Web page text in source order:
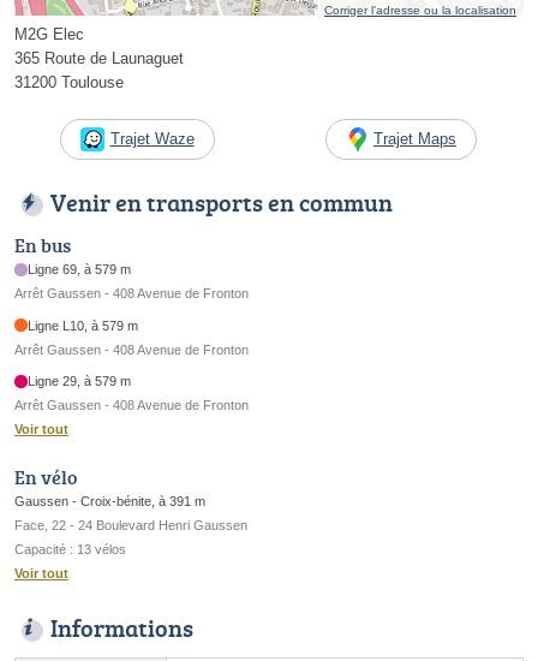
Corriger l’adresse ou la localisation
M2G Elec
365 Route de Launaguet
31200 Toulouse
Trajet Waze Trajet Maps
Venir en transports en commun
En bus
Ligne 69, à 579 m
Arrêt Gaussen - 408 Avenue de Fronton
Ligne L10, à 579 m
Arrêt Gaussen - 408 Avenue de Fronton
Ligne 29, à 579 m
Arrêt Gaussen - 408 Avenue de Fronton
Voir tout
En vélo
Gaussen - Croix-bénite, à 391 m
Face, 22 - 24 Boulevard Henri Gaussen
Capacité : 13 vélos
Voir tout
Informations